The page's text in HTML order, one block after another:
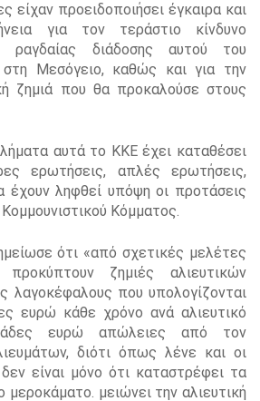
είχαν προειδοποιήσει έγκαιρα και
για τον τεράστιο κίνδυνο
ραγδαίας διάδοσης αυτού του
στη Μεσόγειο, καθώς και για την
ζημιά που θα προκαλούσε στους
αυτά το ΚΚΕ έχει καταθέσει
ερωτήσεις, απλές ερωτήσεις,
έχουν ληφθεί υπόψη οι προτάσεις
Κόμματος.
ότι «από σχετικές μελέτες
ζημιές αλιευτικών
λαγοκέφαλους που υπολογίζονται
ευρώ κάθε χρόνο ανά αλιευτικό
ευρώ απώλειες από τον
διότι όπως λένε και οι
είναι μόνο ότι καταστρέφει τα
μεροκάματο. μειώνει την αλιευτική